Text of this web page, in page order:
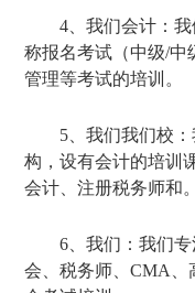
4、我们会计：
称报名考试（中级/中
管理等考试的培训。
5、我们我们校
构，设有会计的培训
会计、注册税务师和。
6、我们：我们
会、税务师、CMA、